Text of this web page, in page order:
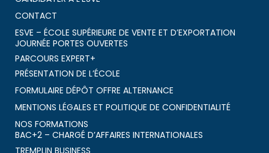
CONTACT
ESVE – ÉCOLE SUPÉRIEURE DE VENTE ET D’EXPORTATION
JOURNÉE PORTES OUVERTES
PARCOURS EXPERT+
PRÉSENTATION DE L’ÉCOLE
FORMULAIRE DÉPÔT OFFRE ALTERNANCE
MENTIONS LÉGALES ET POLITIQUE DE CONFIDENTIALITÉ
NOS FORMATIONS
BAC+2 – CHARGÉ D’AFFAIRES INTERNATIONALES
TREMPLIN BUSINESS